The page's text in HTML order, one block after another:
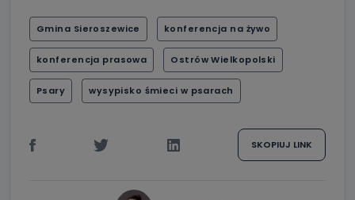
Gmina Sieroszewice konferencja na żywo
konferencja prasowa Ostrów Wielkopolski
Psary wysypisko śmieci w psarach
SKOPIUJ LINK